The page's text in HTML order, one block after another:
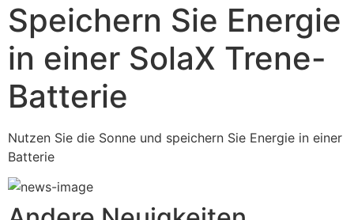
Speichern Sie Energie
in einer SolaX Trene-
Batterie
Nutzen Sie die Sonne und speichern Sie Energie in einer
Batterie